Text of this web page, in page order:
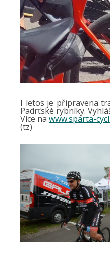
I letos je připravena
Padrťské rybníky.
Více na www.sparta-
(tz)